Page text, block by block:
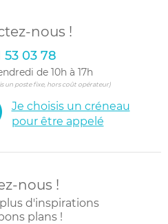
nous !
53 03 78
de 10h à 17h
un poste fixe, hors coût opérateur)
Je choisis un créneau
pour être appelé
nous !
d'inspirations
plans !